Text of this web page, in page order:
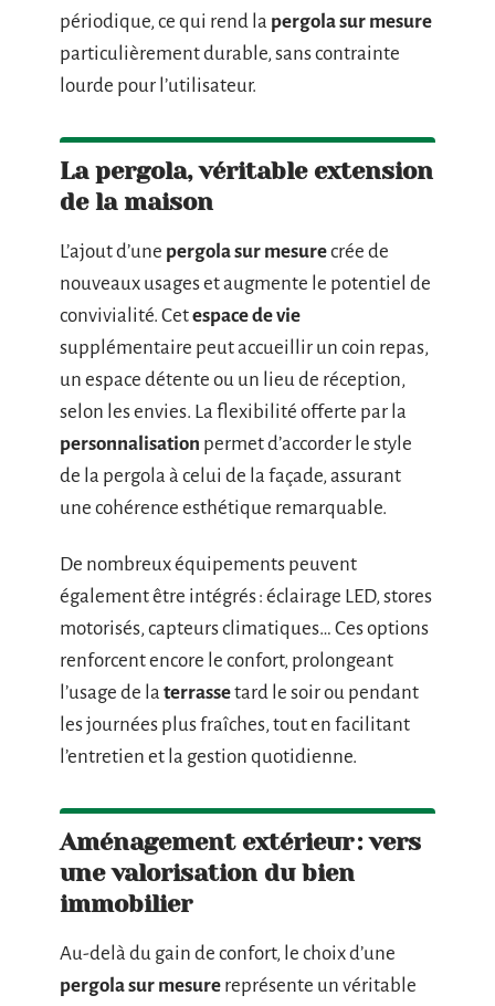
périodique, ce qui rend la pergola sur mesure
particulièrement durable, sans contrainte
lourde pour l’utilisateur.
La pergola, véritable extension
de la maison
L’ajout d’une pergola sur mesurecrée de
nouveaux usages et augmente le potentiel de
convivialité. Cetespace de vie
supplémentaire peut accueillir un coin repas,
un espace détente ou un lieu de réception,
selon les envies. La flexibilité offerte par la
personnalisation permet d’accorder le style
de la pergola à celui de la façade, assurant
une cohérence esthétique remarquable.
De nombreux équipements peuvent
également être intégrés : éclairage LED, stores
motorisés, capteurs climatiques… Ces options
renforcent encore le confort, prolongeant
l’usage de la terrassetard le soir ou pendant
les journées plus fraîches, tout en facilitant
l’entretien et la gestion quotidienne.
Aménagement extérieur : vers
une valorisation du bien
immobilier
Au-delà du gain de confort, le choix d’une
pergola sur mesure représente un véritable